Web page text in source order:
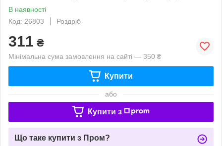
В наявності
Код: 26803
Роздріб
311 ₴
Мінімальна сума замовлення на сайті — 350 ₴
Купити
або
Купити з
Що таке купити з Пром?